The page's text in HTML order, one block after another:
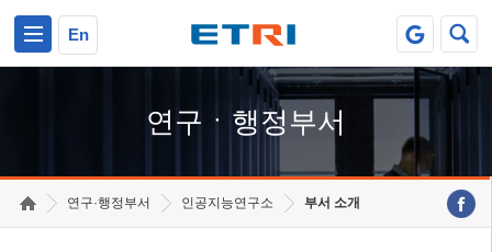
En
연구ㆍ행정부서
연구·행정부서 인공지능연구소 부서 소개